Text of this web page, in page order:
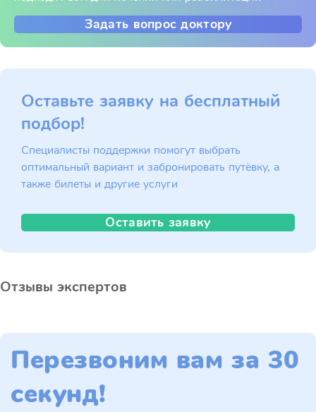
Задать вопрос доктору
Оставьте заявку на бесплатный
подбор!
Специалисты поддержки помогут выбрать
оптимальный вариант и забронировать путёвку, а
также билеты и другие услуги
Оставить заявку
Отзывы экспертов
Перезвоним вам за 30
секунд!